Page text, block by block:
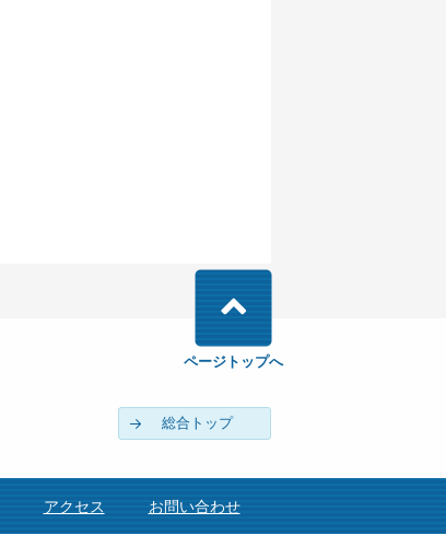
ページトップへ
総合トップ
アクセス お問い合わせ